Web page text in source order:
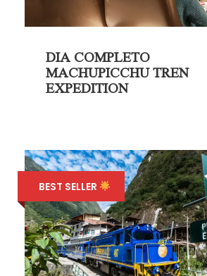
DIA COMPLETO
MACHUPICCHU TREN
EXPEDITION
BEST SELLER